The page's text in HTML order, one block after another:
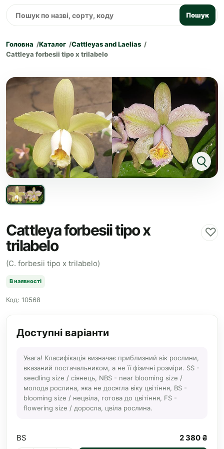
Пошук
Головна Каталог
Cattleyas and Laelias
Cattleya forbesii tipo x trilabelo
Cattleya forbesii tipo x
trilabelo
♡
(C. forbesii tipo x trilabelo)
В наявності
Код: 10568
Доступні варіанти
Увага! Класифікація визначає приблизний вік рослини,
вказаний постачальником, а не її фізичні розміри. SS -
seedling size / сіянець, NBS - near blooming size /
молода рослина, яка не досягла віку цвітіння, BS -
blooming size / нецвіла, готова до цвітіння, FS -
flowering size / доросла, цвіла рослина.
BS 2 380 ₴